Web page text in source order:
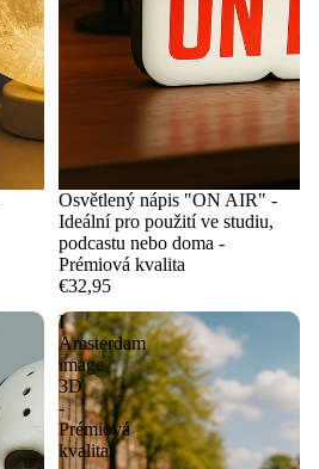
Osvětlený nápis "ON AIR" -
Ideální pro použití ve studiu,
podcastu nebo doma -
Prémiová kvalita
€32,95
I
Amsterdam
image
3D
-
Prémiová
kvalita